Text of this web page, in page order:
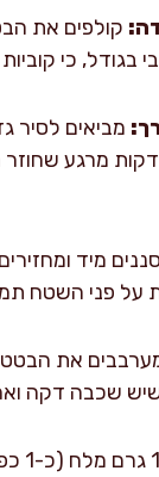
קולפים את
את קוביות הבטטה
על פני השטח